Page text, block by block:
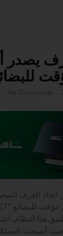
يصدر
اتحاد الغرف
هذا النظام,